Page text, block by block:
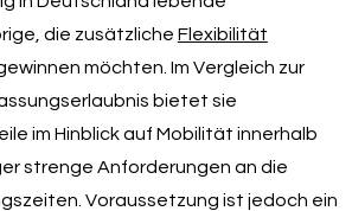
die zusätzliche Flexibilität
möchten. Im Vergleich zur
bietet sie
im Hinblick auf Mobilität innerhalb
strenge Anforderungen an die
Voraussetzung ist jedoch ein